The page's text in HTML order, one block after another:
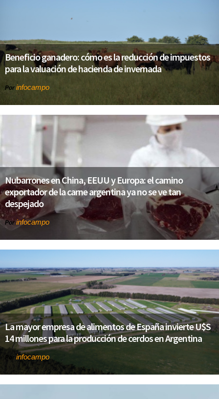
Beneficio ganadero: cómo es la reducción de impuestos
para la valuación de hacienda de invernada
Por infocampo
Nubarrones en China, EEUU y Europa: el camino
exportador de la carne argentina ya no se ve tan
despejado
Por infocampo
La mayor empresa de alimentos de España invierte U$S
14 millones para la producción de cerdos en Argentina
Por infocampo